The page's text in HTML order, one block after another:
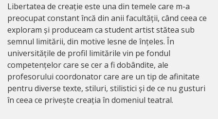
Libertatea de creație este una din temele care m-a
preocupat constant încă din anii facultății, când ceea ce
exploram și produceam ca student artist stătea sub
semnul limitării, din motive lesne de înțeles. În
universitățile de profil limitările vin pe fondul
competențelor care se cer a fi dobândite, ale
profesorului coordonator care are un tip de afinitate
pentru diverse texte, stiluri, stilistici și de ce nu gusturi
în ceea ce privește creația în domeniul teatral.